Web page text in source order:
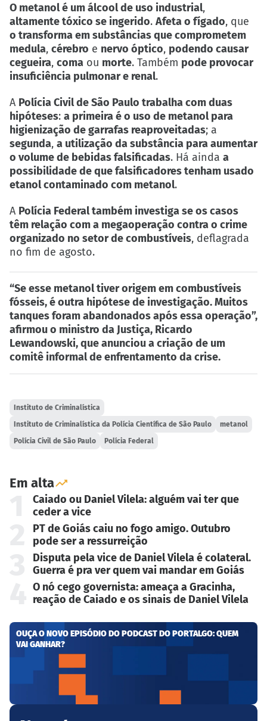
O metanol é um álcool de uso industrial,
altamente tóxico se ingerido. Afeta o fígado, que
o transforma em substâncias que comprometem
medula, cérebro e nervo óptico, podendo causar
cegueira, coma ou morte. Também pode provocar
insuficiência pulmonar e renal.
A Polícia Civil de São Paulo trabalha com duas
hipóteses: a primeira é o uso de metanol para
higienização de garrafas reaproveitadas; a
segunda, a utilização da substância para aumentar
o volume de bebidas falsificadas. Há ainda a
possibilidade de que falsificadores tenham usado
etanol contaminado com metanol.
A Polícia Federal também investiga se os casos
têm relação com a megaoperação contra o crime
organizado no setor de combustíveis, deflagrada
no fim de agosto.
“Se esse metanol tiver origem em combustíveis
fósseis, é outra hipótese de investigação. Muitos
tanques foram abandonados após essa operação”,
afirmou o ministro da Justiça, Ricardo
Lewandowski, que anunciou a criação de um
comitê informal de enfrentamento da crise.
Instituto de Criminalística
Instituto de Criminalística da Polícia Científica de São Paulo metanol
Polícia Civil de São Paulo Polícia Federal
Em alta
Caiado ou Daniel Vilela: alguém vai ter que
ceder a vice
PT de Goiás caiu no fogo amigo. Outubro
pode ser a ressurreição
Disputa pela vice de Daniel Vilela é colateral.
Guerra é pra ver quem vai mandar em Goiás
O nó cego governista: ameaça a Gracinha,
reação de Caiado e os sinais de Daniel Vilela
OUÇA O NOVO EPISÓDIO DO PODCAST DO PORTALGO: QUEM
VAI GANHAR?